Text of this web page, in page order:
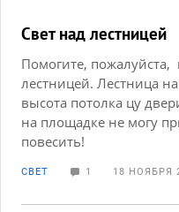
Свет над лестницей
Помогите, пожалуйста,
лестницей. Лестница
высота потолка цу
на площадке не могу
повесить!
СВЕТ 1 18 НОЯБРЯ